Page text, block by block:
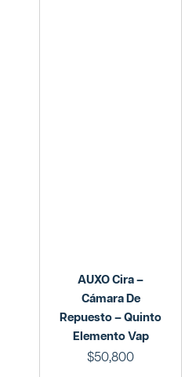
AUXO Cira –
Cámara De
Repuesto – Quinto
Elemento Vap
$50,800